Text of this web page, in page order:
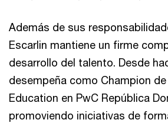
Además de sus
Escarlin mantiene un firme
desarrollo del talento. Desde
desempeña como Champion de
Education en PwC República
promoviendo iniciativas de